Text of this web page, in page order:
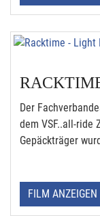
Der
dem VSF..all-ride
Gepäckträger
FILM ANZEIGEN